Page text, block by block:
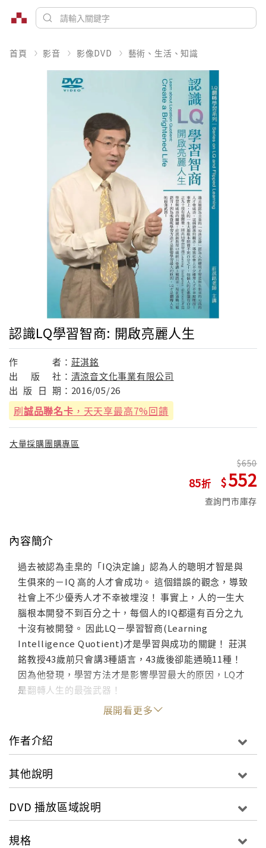
首頁 影音 影像DVD 藝術、生活、知識
認識LQ學習智商: 開啟亮麗人生
作 者： 莊淇銘
出
版 社： 清涼音文化事業有限公司
出 版 日 期： 2016/05/26
刷誠品聯名卡 ，天天享最高7%回饋
大量採購團購專區
85
650
552
查詢門市庫存
內容簡介
過去被認為圭臬的「IQ決定論」認為人的聰明才智是與
生俱來的－IQ 高的人才會成功。 這個錯誤的觀念，導致
社會上不少優秀人才不幸被埋沒！ 事實上，人的一生大
腦根本開發不到百分之十，每個人的IQ都還有百分之九
十沒有被開發。 因此LQ－學習智商(Learning
Intelligence Quotient)才是學習與成功的關鍵！ 莊淇
銘教授43歲前只會講3種語言，43歲後卻能通曉11種！
因為他發現，學習方法才是影響學習最大的原因，LQ才
是翻轉人生的最強武器！
展開看更多
作者介紹
其他說明
DVD 播放區域說明
規格